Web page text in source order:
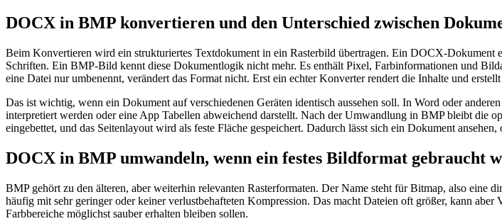
DOCX in BMP konvertieren und den Unterschied zwischen
Beim Konvertieren wird ein strukturiertes Textdokument in ein Rasterbild übertragen. Ein DOCX-
Schriften. Ein BMP-Bild kennt diese Dokumentlogik nicht mehr. Es enthält Pixel, Farbinformationen und
eine Datei nur umbenennt, verändert das Format nicht. Erst ein echter Konverter rendert die Inhalte und
Das ist wichtig, wenn ein Dokument auf verschiedenen Geräten identisch aussehen soll. In Word oder
interpretiert werden oder eine App Tabellen abweichend darstellt. Nach der Umwandlung in BMP bleibt
eingebettet, und das Seitenlayout wird als feste Fläche gespeichert. Dadurch lässt sich ein Dokument
DOCX in BMP umwandeln, wenn ein festes Bildformat gebraucht
BMP gehört zu den älteren, aber weiterhin relevanten Rasterformaten. Der Name steht für Bitmap, also
häufig mit sehr geringer oder keiner verlustbehafteten Kompression. Das macht Dateien oft größer, kann
Farbbereiche möglichst sauber erhalten bleiben sollen.